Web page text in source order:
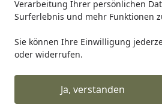
Verarbeitung Ihrer persönlichen
Surferlebnis und mehr Funktionen
Sie können Ihre Einwilligung
oder widerrufen.
Ja, verstanden
Dein
Heidenau Heidenau